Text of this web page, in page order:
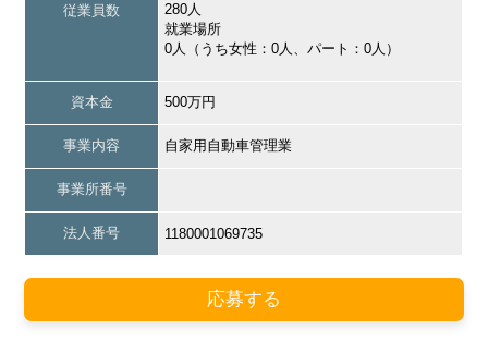
従業員数
280人
就業場所
0人（うち女性：0人、パート：0人）
資本金 500万円
事業内容 自家用自動車管理業
事業所番号
法人番号 1180001069735
応募する